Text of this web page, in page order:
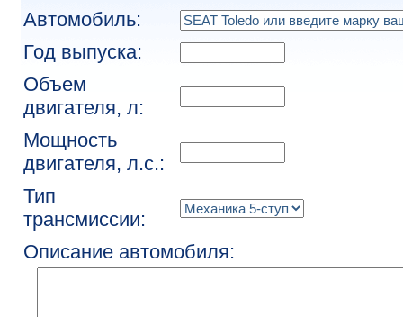
Автомобиль:
Год выпуска:
Объем
двигателя, л:
Мощность
двигателя, л.с.:
Тип
трансмиссии:
Описание автомобиля: